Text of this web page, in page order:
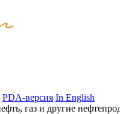
PDA-версия In English
газ и другие